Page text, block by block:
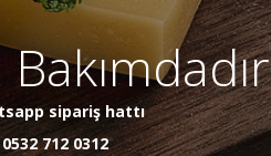
sipariş hattı
0532 712 0312